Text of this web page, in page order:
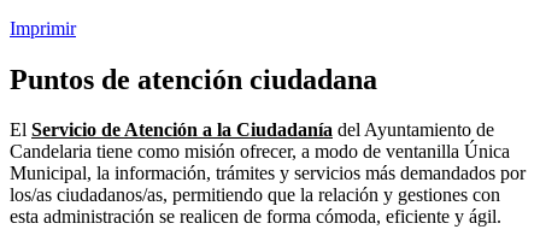
Imprimir
Puntos de atención ciudadana
El Servicio de Atención a la Ciudadanía del Ayuntamiento de
Candelaria tiene como misión ofrecer, a modo de ventanilla Única
Municipal, la información, trámites y servicios más demandados por
los/as ciudadanos/as, permitiendo que la relación y gestiones con
esta administración se realicen de forma cómoda, eficiente y ágil.